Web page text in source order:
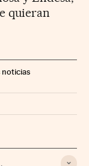
quieran
noticias